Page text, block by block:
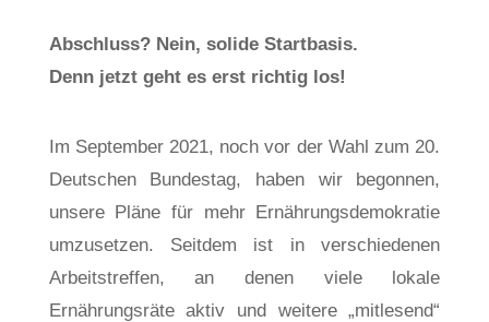
Abschluss? Nein, solide Startbasis.
Denn jetzt geht es erst richtig los!
Im September 2021, noch vor der Wahl zum 20.
Deutschen Bundestag, haben wir begonnen,
unsere Pläne für mehr Ernährungsdemokratie
umzusetzen. Seitdem ist in verschiedenen
Arbeitstreffen, an denen viele lokale
Ernährungsräte aktiv und weitere „mitlesend“